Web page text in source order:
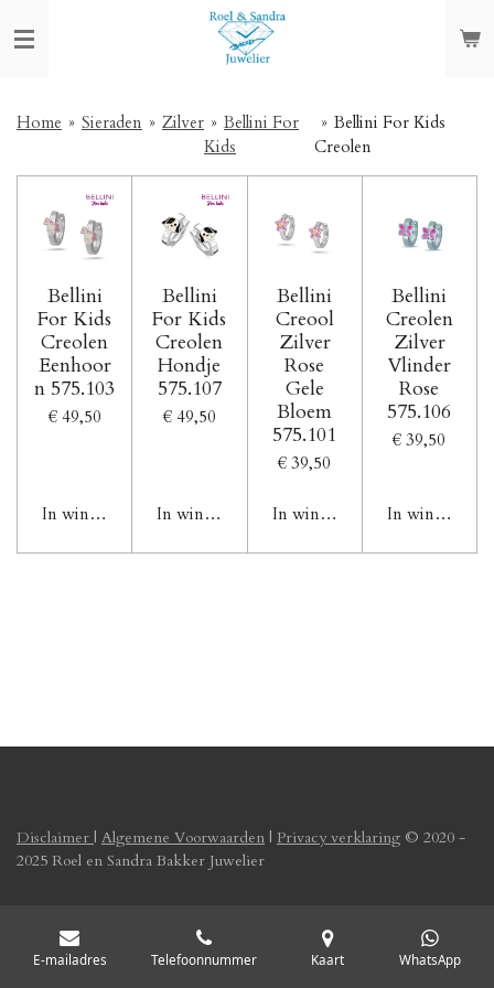
direct
hoofdinhoud
Home » Sieraden » Zilver » Bellini For
Kids
» Bellini For Kids
Creolen
Bellini
For Kids
Creolen
Eenhoor
n 575.103
€ 49,50
In winkelwagen
Bellini
For Kids
Creolen
Hondje
575.107
€ 49,50
In winkelwagen
Bellini
Creool
Zilver
Rose
Gele
Bloem
575.101
€ 39,50
In winkelwagen
Bellini
Creolen
Zilver
Vlinder
Rose
575.106
€ 39,50
In
Disclaimer | Algemene Voorwaarden | Privacy verklaring © 2020 -
2025 Roel en Sandra Bakker Juwelier
E-mailadres Telefoonnummer Kaart WhatsApp